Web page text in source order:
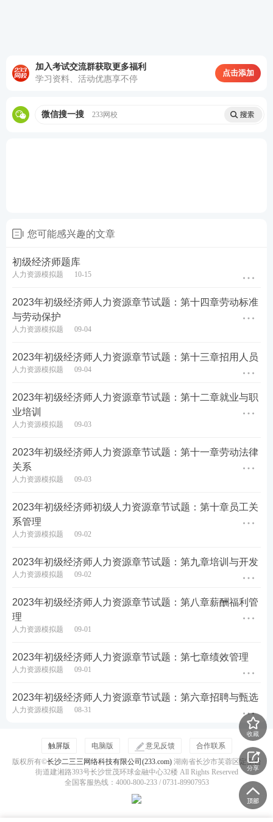
加入考试交流群获取更多福利
学习资料、活动优惠享不停
点击添加
微信搜一搜 233网校
您可能感兴趣的文章
初级经济师题库
人力资源模拟题 10-15
2023年初级经济师人力资源章节试题：第十四章劳动标准
与劳动保护
人力资源模拟题 09-04
2023年初级经济师人力资源章节试题：第十三章招用人员
人力资源模拟题 09-04
2023年初级经济师人力资源章节试题：第十二章就业与职
业培训
人力资源模拟题 09-03
2023年初级经济师人力资源章节试题：第十一章劳动法律
关系
人力资源模拟题 09-03
2023年初级经济师初级人力资源章节试题：第十章员工关
系管理
人力资源模拟题 09-02
2023年初级经济师人力资源章节试题：第九章培训与开发
人力资源模拟题 09-02
2023年初级经济师人力资源章节试题：第八章薪酬福利管
理
人力资源模拟题 09-01
2023年初级经济师人力资源章节试题：第七章绩效管理
人力资源模拟题 09-01
2023年初级经济师人力资源章节试题：第六章招聘与甄选
人力资源模拟题 08-31
收藏
分享
触屏版 电脑版 意见反馈
合作联系
版权所有©长沙二三三网络科技有限公司(233.com)湖南省长沙市芙蓉区定王台
街道建湘路393号长沙世茂环球金融中心32楼 All Rights Reserved
全国客服热线：4000-800-233 / 0731-89907953